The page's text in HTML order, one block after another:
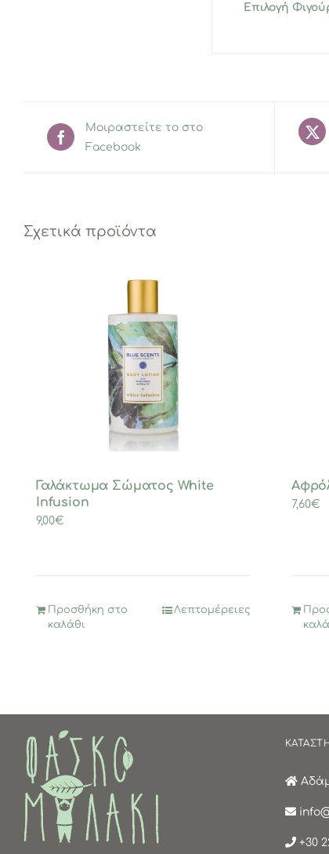
Επιλογή
Μοιραστείτε το στο
Facebook
Σχετικά προϊόντα
Γαλάκτωμα Σώματος White
Infusion
9,00€
Προσθήκη στο
καλάθι
Λεπτομέρειες
7,60€
+30